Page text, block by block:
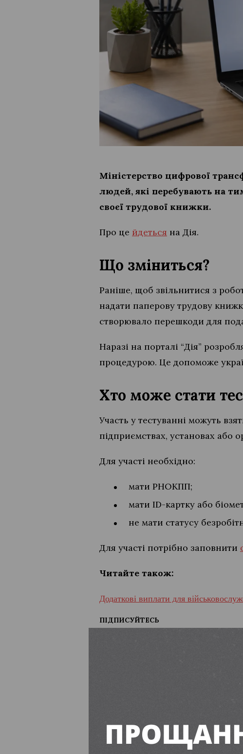
Міністерство цифрової
людей, які перебувають на
своєї трудової книжки.
Про це йдеться на Дія.
Що зміниться?
Раніше, щоб звільнитися з
надати паперову трудову
створювало перешкоди для
Наразі на порталі “Дія”
процедурою. Це допоможе
Хто може стати
Участь у тестуванні можуть
підприємствах, установах або
Для участі необхідно:
мати РНОКПП;
мати ID-картку або
не мати статусу
Для участі потрібно заповнити
Читайте також:
Додаткові виплати для
ПІДПИСУЙТЕСЬ
Через